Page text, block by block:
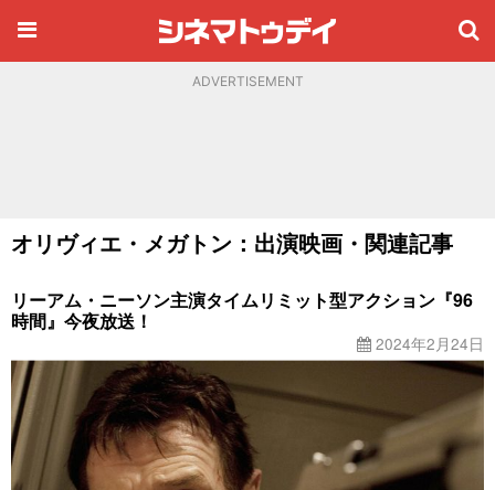
ADVERTISEMENT
オリヴィエ・メガトン：出演映画・関連記事
リーアム・ニーソン主演タイムリミット型アクション『96
時間』今夜放送！
2024年2月24日